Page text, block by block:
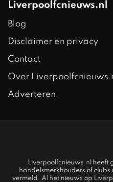
Liverpoolfcnieuws.nl
Blog
Disclaimer en privacy
Contact
Over
Adverteren
Liverpoolfcnieuws.nl heeft
handelsmerkhouders of
vermeld. Al het nieuws op